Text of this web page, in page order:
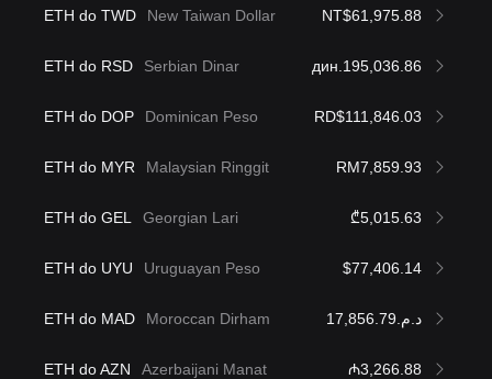
ETH do TWD New Taiwan Dollar NT$61,975.88
ETH do RSD Serbian Dinar дин.195,036.86
ETH do DOP Dominican Peso RD$111,846.03
ETH do MYR Malaysian Ringgit RM7,859.93
ETH do GEL Georgian Lari ₾5,015.63
ETH do UYU Uruguayan Peso $77,406.14
ETH do MAD Moroccan Dirham د.م.17,856.79
ETH do AZN Azerbaijani Manat ₼3,266.88